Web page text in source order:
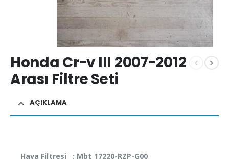
Honda Cr-v III 2007-2012
Arası Filtre Seti
AÇIKLAMA
Hava Filtresi : Mbt 17220-RZP-G00